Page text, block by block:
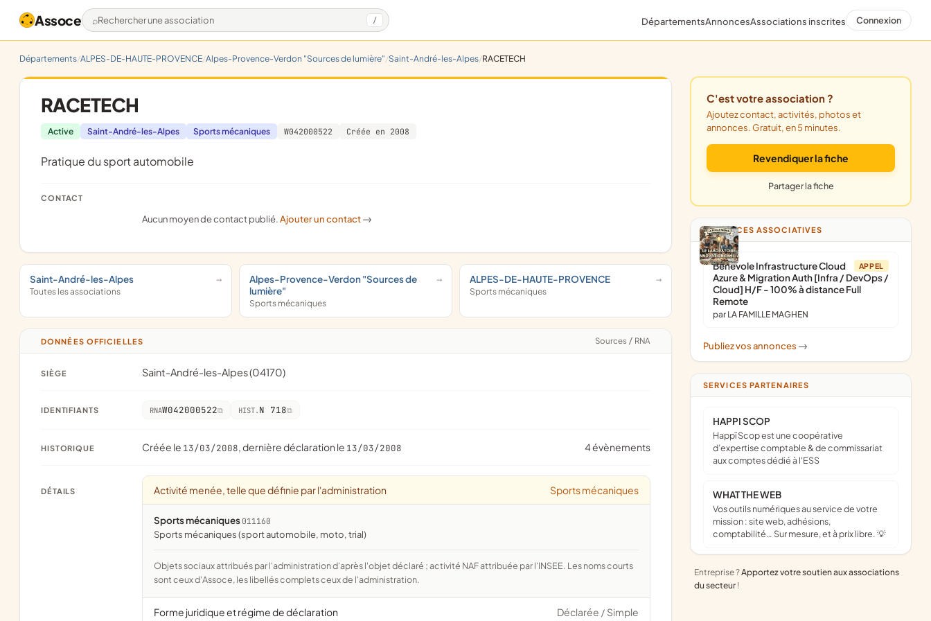
Assoce Rechercher une association / DépartementsAnnoncesAssociations inscrites Connexion
Départements ALPES-DE-HAUTE-PROVENCE Alpes-Provence-Verdon "Sources de lumière" Saint-André-les-Alpes RACETECH
RACETECH
Active Saint-André-les-Alpes Sports mécaniques W042000522 Créée en 2008
pratique du sport automobile
CONTACT
Aucun moyen de contact publié.Ajouter un contact ->
Saint-André-les-Alpes
Toutes les associations
Alpes-Provence-Verdon "Sources de
lumière"
Sports mécaniques
ALPES-DE-HAUTE-PROVENCE
Sports mécaniques
DONNÉES OFFICIELLES Sources / RNA
SIÈGE Saint-André-les-Alpes (04170)
IDENTIFIANTS RNAW042000522 HIST. N 718
HISTORIQUE Créée le 13/03/2008, dernière déclaration le 13/03/2008 4 évènements
DÉTAILS Activité menée, telle que définie par l'administration Sports mécaniques
Sports mécaniques 011160
Sports mécaniques (sport automobile, moto, trial)
Objets sociaux attribués par l'administration d'après l'objet déclaré ; activité NAF attribuée par l'INSEE. Les noms courts
sont ceux d'Assoce, les libellés complets ceux de l'administration.
Forme juridique et régime de déclaration Déclarée / Simple
C'est votre association ?
Ajoutez contact, activités, photos et
annonces. Gratuit, en 5 minutes.
Revendiquer la fiche
Partager la fiche
ANNONCES ASSOCIATIVES
APPEL
Bénévole Infrastructure Cloud
Azure & Migration Auth [Infra / DevOps /
Cloud] H/F - 100% à distance Full
Remote
par LA FAMILLE MAGHEN
Publiez vos annonces ->
SERVICES PARTENAIRES
HAPPI SCOP
Happï Scop est une coopérative
d’expertise comptable & de commissariat
aux comptes dédié à l'ESS
WHAT THE WEB
Vos outils numériques au service de votre
mission : site web, adhésions,
comptabilité… Sur mesure, et à prix libre. 💡
Entreprise ?Apportez votre soutien aux associations
du secteur !